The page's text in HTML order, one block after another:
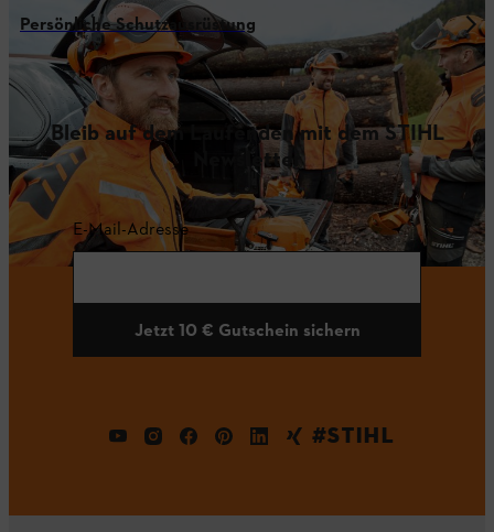
Persönliche Schutzausrüstung
Bleib auf dem Laufenden mit dem STIHL
Newsletter
E-Mail-Adresse
Jetzt 10 € Gutschein sichern
#STIHL